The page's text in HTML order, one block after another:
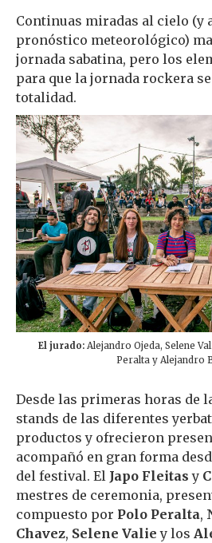
Continuas miradas al cielo (y
pronóstico meteorológico)
jornada sabatina, pero los
para que la jornada rockera
totalidad.
El jurado: Alejandro Ojeda, Selene
Peralta y Alejandro
Desde las primeras horas de
stands de las diferentes
productos y ofrecieron
acompañó en gran forma
del festival. El Japo Fleitas y
mestres de ceremonia,
compuesto por Polo Peralta,
Chavez, Selene Valiey los